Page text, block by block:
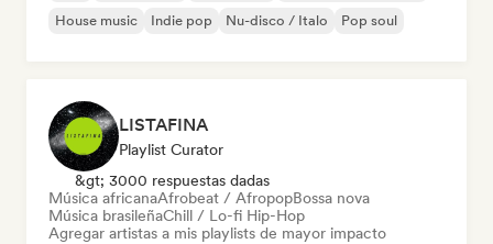
House music
Indie pop Nu-disco / Italo Pop soul
LISTAFINA
Playlist Curator
&gt; 3000 respuestas dadas
Música africanaAfrobeat / AfropopBossa nova
Música brasileñaChill / Lo-fi Hip-Hop
Agregar artistas a mis playlists de mayor impacto